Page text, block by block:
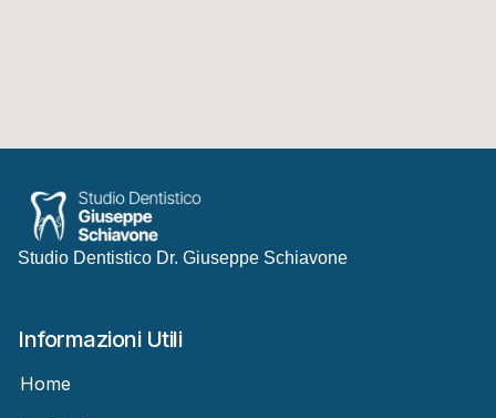
Studio Dentistico Dr. Giuseppe Schiavone
Informazioni Utili
Home